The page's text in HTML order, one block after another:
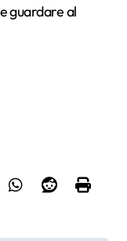
guardare al